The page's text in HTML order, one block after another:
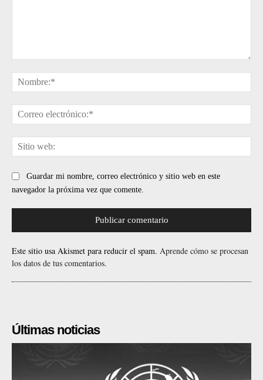
Guardar mi nombre, correo electrónico y sitio web en este
navegador la próxima vez que comente.
Este sitio usa Akismet para reducir el spam. Aprende cómo se procesan
los datos de tus comentarios.
Últimas noticias